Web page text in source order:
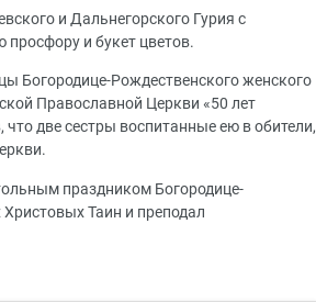
и Дальнегорского Гурия с
просфору и букет цветов.
Богородице-Рождественского женского
Православной Церкви «50 лет
две сестры воспитанные ею в обители,
праздником Богородице-
Таин и преподал